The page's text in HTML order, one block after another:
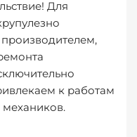
Для
к работам